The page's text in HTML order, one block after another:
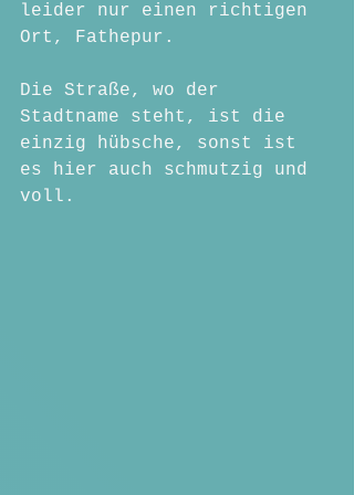
leider nur einen richtigen
Ort, Fathepur.
Die Straße, wo der
Stadtname steht, ist die
einzig hübsche, sonst ist
es hier auch schmutzig und
voll.